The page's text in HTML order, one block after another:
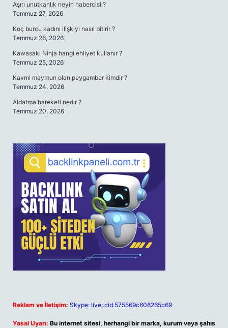
Aşırı unutkanlık neyin habercisi ?
Temmuz 27, 2026
Koç burcu kadını ilişkiyi nasıl bitirir ?
Temmuz 26, 2026
Kawasaki Ninja hangi ehliyet kullanır ?
Temmuz 25, 2026
Kavmi maymun olan peygamber kimdir ?
Temmuz 24, 2026
Aldatma hareketi nedir ?
Temmuz 20, 2026
Reklam ve İletişim: Skype: live:.cid.575569c608265c69
Yasal Uyarı: Bu internet sitesi, herhangi bir marka, kurum veya şahıs